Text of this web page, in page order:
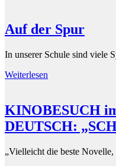
Auf der Spur
In unserer Schule sind viele
Weiterlesen
KINOBESUCH
DEUTSCH:
„Vielleicht die beste